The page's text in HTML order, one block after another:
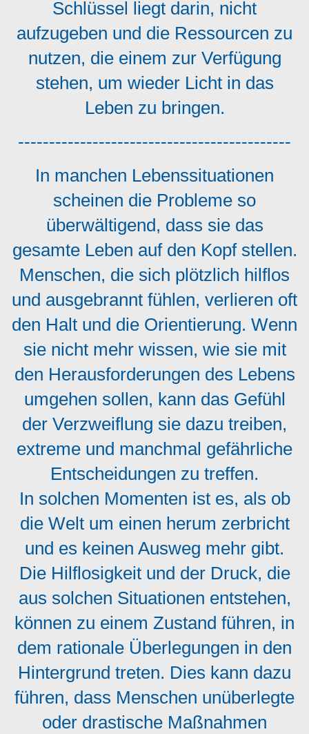
Schlüssel liegt darin, nicht
aufzugeben und die Ressourcen zu
nutzen, die einem zur Verfügung
stehen, um wieder Licht in das
Leben zu bringen.
--------------------------------------------
In manchen Lebenssituationen
scheinen die Probleme so
überwältigend, dass sie das
gesamte Leben auf den Kopf stellen.
Menschen, die sich plötzlich hilflos
und ausgebrannt fühlen, verlieren oft
den Halt und die Orientierung. Wenn
sie nicht mehr wissen, wie sie mit
den Herausforderungen des Lebens
umgehen sollen, kann das Gefühl
der Verzweiflung sie dazu treiben,
extreme und manchmal gefährliche
Entscheidungen zu treffen.
In solchen Momenten ist es, als ob
die Welt um einen herum zerbricht
und es keinen Ausweg mehr gibt.
Die Hilflosigkeit und der Druck, die
aus solchen Situationen entstehen,
können zu einem Zustand führen, in
dem rationale Überlegungen in den
Hintergrund treten. Dies kann dazu
führen, dass Menschen unüberlegte
oder drastische Maßnahmen